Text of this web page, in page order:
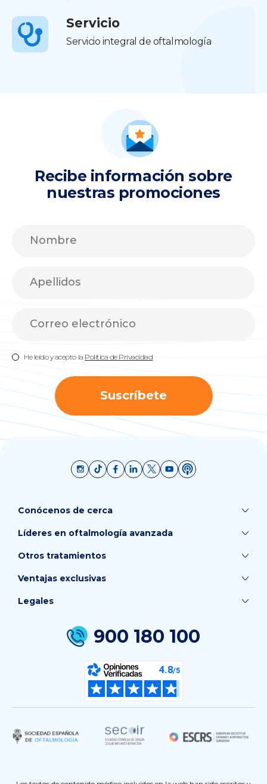
Servicio
Servicio integral de oftalmología
Recibe información sobre
nuestras promociones
He leído y acepto la Política de Privacidad
Suscríbete
Conócenos de cerca
Líderes en oftalmología avanzada
Otros tratamientos
Ventajas exclusivas
900 180 100
Legales